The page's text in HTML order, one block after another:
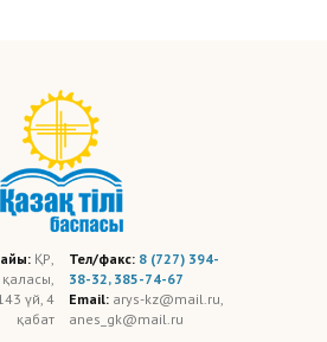
Тел/факс: 8 (727) 394-
38-32, 385-74-67
Email:arys-kz@mail.ru,
anes_gk@mail.ru
ҚР,
үй, 4
қабат